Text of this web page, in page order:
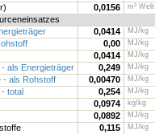
0,0156 m³
0,0414 MJ/kg
0,00 MJ/kg
0,0414 MJ/kg
als Energieträger 0,249 MJ/kg
- als Rohstoff 0,00470 MJ/kg
total 0,254 MJ/kg
0,0974 kg/kg
0,0892 MJ/kg
0,115 MJ/kg